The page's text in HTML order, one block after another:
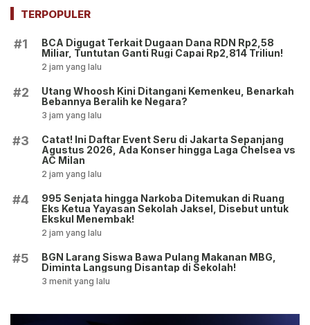
Pengangkutan Bansos!
TERPOPULER
#1
BCA Digugat Terkait Dugaan Dana RDN Rp2,58
Miliar, Tuntutan Ganti Rugi Capai Rp2,814 Triliun!
2 jam yang lalu
#2
Utang Whoosh Kini Ditangani Kemenkeu, Benarkah
Bebannya Beralih ke Negara?
3 jam yang lalu
#3
Catat! Ini Daftar Event Seru di Jakarta Sepanjang
Agustus 2026, Ada Konser hingga Laga Chelsea vs
AC Milan
2 jam yang lalu
#4
995 Senjata hingga Narkoba Ditemukan di Ruang
Eks Ketua Yayasan Sekolah Jaksel, Disebut untuk
Ekskul Menembak!
2 jam yang lalu
#5
BGN Larang Siswa Bawa Pulang Makanan MBG,
Diminta Langsung Disantap di Sekolah!
3 menit yang lalu